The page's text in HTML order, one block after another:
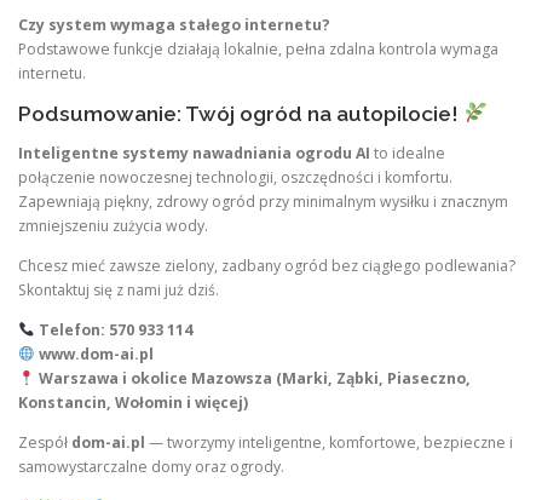
Czy system wymaga stałego internetu?
Podstawowe funkcje działają lokalnie, pełna zdalna kontrola wymaga
internetu.
Podsumowanie: Twój ogród na autopilocie!
Inteligentne systemy nawadniania ogrodu AI to idealne
połączenie nowoczesnej technologii, oszczędności i komfortu.
Zapewniają piękny, zdrowy ogród przy minimalnym wysiłku i znacznym
zmniejszeniu zużycia wody.
Chcesz mieć zawsze zielony, zadbany ogród bez ciągłego podlewania?
Skontaktuj się z nami już dziś.
Telefon: 570 933 114
www.dom-ai.pl
Warszawa i okolice Mazowsza (Marki, Ząbki, Piaseczno,
Konstancin, Wołomin i więcej)
Zespół dom-ai.pl — tworzymy inteligentne, komfortowe, bezpieczne i
samowystarczalne domy oraz ogrody.